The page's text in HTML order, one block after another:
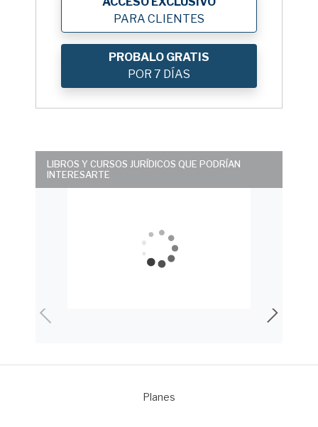
PARA CLIENTES
PROBALO GRATIS
POR 7 DÍAS
LIBROS Y CURSOS JURÍDICOS QUE PODRÍAN
INTERESARTE
Planes